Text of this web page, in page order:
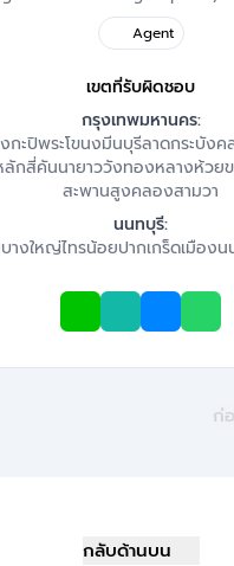
Agent
เขตที่รับผิดชอบ
กรุงเทพมหานคร:
กะปิพระโขนงมีนบุรีลาดกระบังค
ลักสี่คันนายาววังทองหลางห้วย
สะพานสูงคลองสามวา
นนทบุรี:
บางใหญ่ไทรน้อยปากเกร็ดเมืองน
ก่
กลับด้านบน